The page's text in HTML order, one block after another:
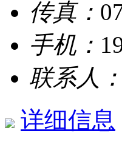
传真：
手机：
联系人：
详细信息